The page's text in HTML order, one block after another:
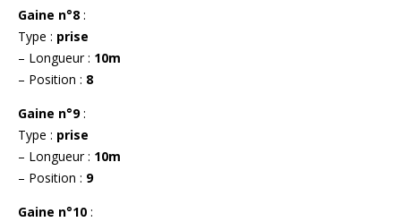
Gaine n°8 :
Type : prise
– Longueur : 10m
– Position : 8
Gaine n°9:
Type : prise
– Longueur : 10m
– Position : 9
Gaine n°10 :